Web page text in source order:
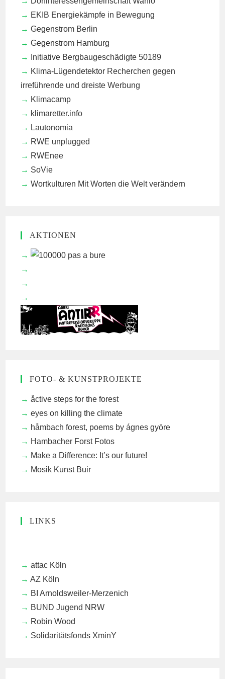
EKIB Energiekämpfe in Bewegung
Gegenstrom Berlin
Gegenstrom Hamburg
Initiative Bergbaugeschädigte 50189
Klima-Lügendetektor Recherchen gegen
irreführende und dreiste Werbung
Klimacamp
klimaretter.info
Lautonomia
RWE unplugged
RWEnee
SoVie
Wortkulturen Mit Worten die Welt verändern
AKTIONEN
FOTO- & KUNSTPROJEKTE
åctive steps for the forest
eyes on killing the climate
håmbach forest, poems by ágnes györe
Hambacher Forst Fotos
Make a Difference: It’s our future!
Mosik Kunst Buir
LINKS
attac Köln
AZ Köln
BI Arnoldsweiler-Merzenich
BUND Jugend NRW
Robin Wood
Solidaritätsfonds XminY